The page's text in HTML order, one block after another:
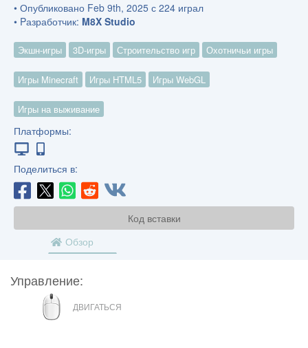
• Опубликовано Feb 9th, 2025 с 224 играл
• Pазработчик: M8X Studio
Экшн-игры 3D-игры Строительство игр Охотничьи игры
Игры Minecraft Игры HTML5 Игры WebGL
Игры на выживание
Платформы:
Поделиться в:
Код вставки
Обзор
Управление:
МЫШЬ
ДВИГАТЬСЯ